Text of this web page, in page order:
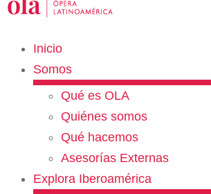
Inicio
Somos
Qué es OLA
Quiénes somos
Qué hacemos
Asesorías Externas
Explora Iberoamérica